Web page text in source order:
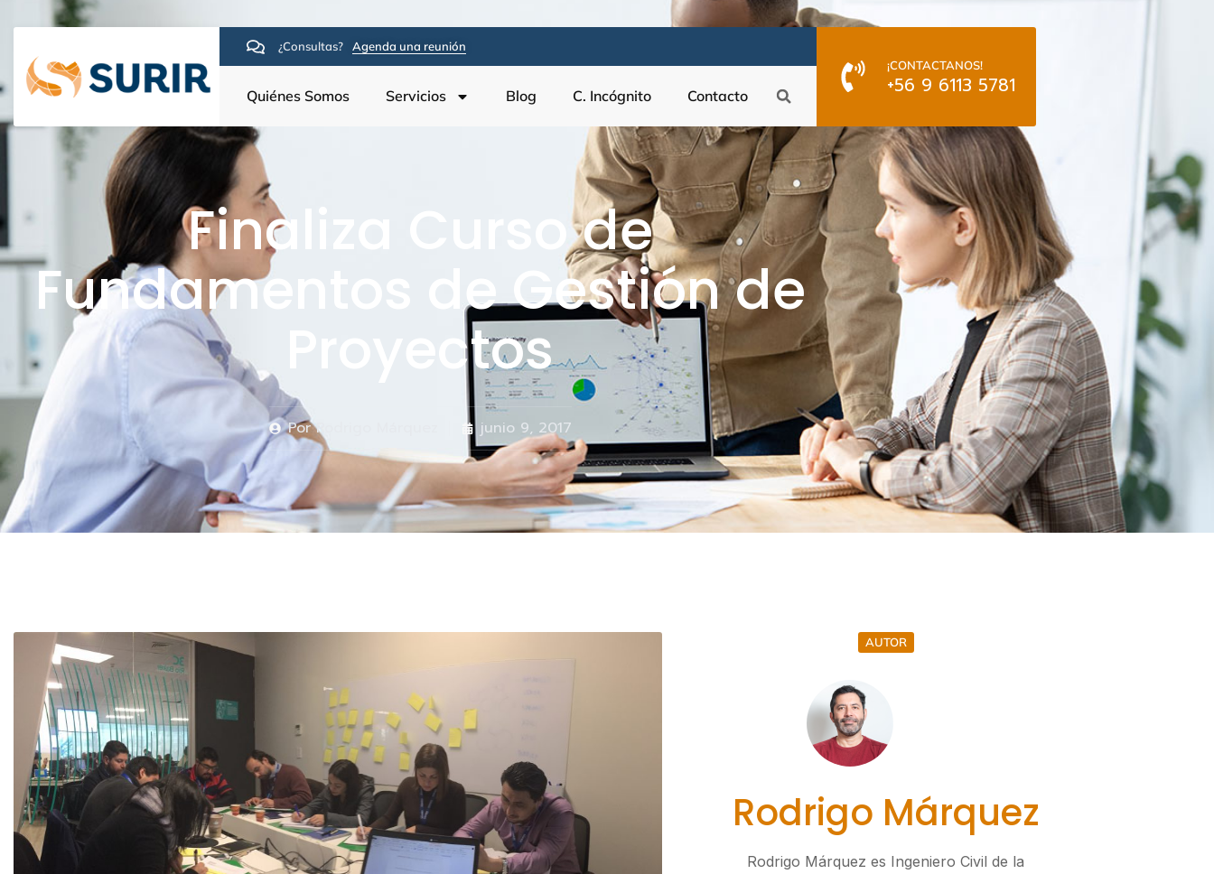
¿Consultas? Agenda una reunión
Quiénes Somos Servicios Blog C. Incógnito Contacto
¡CONTACTANOS!
+56 9 6113 5781
Finaliza Curso de
Fundamentos de Gestión de
Proyectos
PorRodrigo Márquez junio 9, 2017
AUTOR
Rodrigo Márquez
Rodrigo Márquez es Ingeniero Civil de la